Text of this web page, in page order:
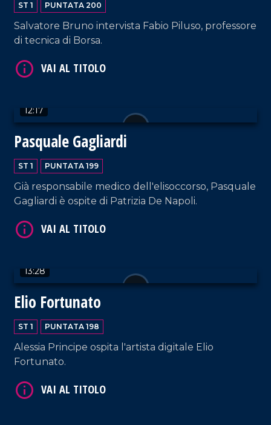
ST 1 PUNTATA 200
Salvatore Bruno intervista Fabio Piluso, professore
di tecnica di Borsa.
12:17
Pasquale Gagliardi
ST 1 PUNTATA 199
Già responsabile medico dell'elisoccorso, Pasquale
Gagliardi è ospite di Patrizia De Napoli.
13:28
Elio Fortunato
ST 1 PUNTATA 198
Alessia Principe ospita l'artista digitale Elio
Fortunato.
VAI AL TITOLO
VAI AL TITOLO